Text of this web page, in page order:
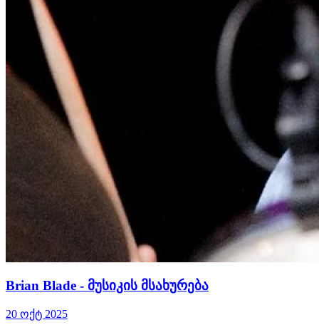
Brian Blade - მუსიკის მსახურება
20 ოქტ 2025